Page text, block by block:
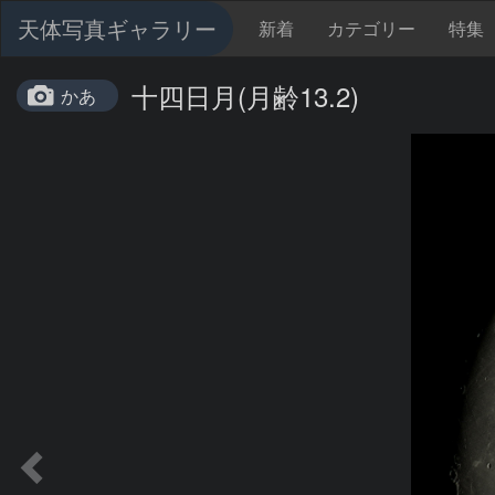
天体写真ギャラリー 新着 カテゴリー 特集
かあ 十四日月(月齢13.2)